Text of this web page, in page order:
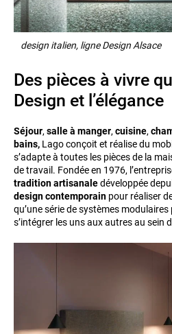
design italien, ligne Design Alsace
Des pièces à vivre
Design et l’élégance
Séjour, salle à manger, cuisine,
bains, Lago conçoit et réalise du
s’adapte à toutes les pièces de la
de travail. Fondée en 1976,
tradition artisanaledéveloppée
design contemporain pour réaliser
qu’une série de systèmes
s’intégrer les uns aux autres au sein